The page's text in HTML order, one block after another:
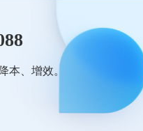
本、增效。